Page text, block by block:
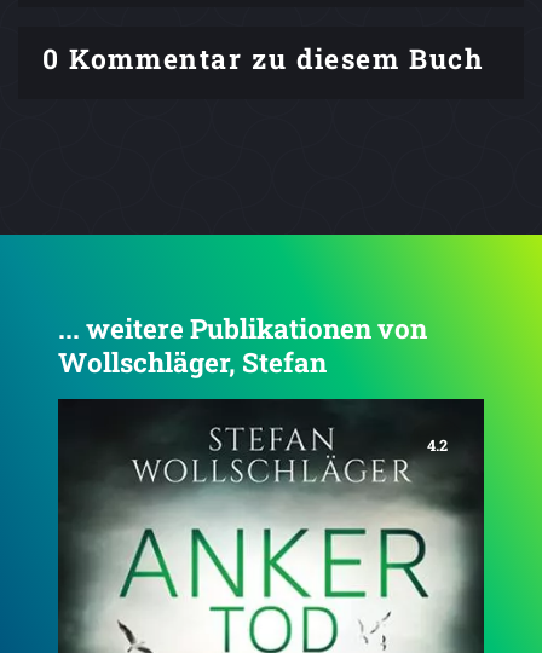
0 Kommentar zu diesem Buch
... weitere Publikationen von
Wollschläger, Stefan
4.2